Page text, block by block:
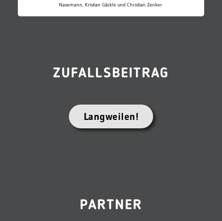
Nasemann, Kristian Gäckle und Christian Zenker.
ZUFALLSBEITRAG
Langweilen!
PARTNER